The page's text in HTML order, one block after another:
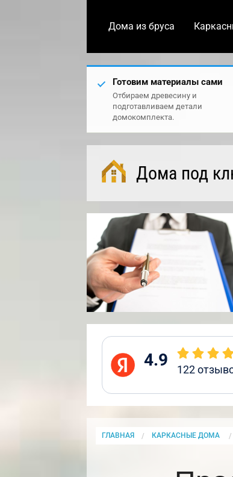
Дома из бруса
Готовим материалы сами
Отбираем древесину и
подготавливаем детали
домокомплекта.
Дома под
4.9 122
ГЛАВНАЯ КАРКАСНЫЕ ДОМА